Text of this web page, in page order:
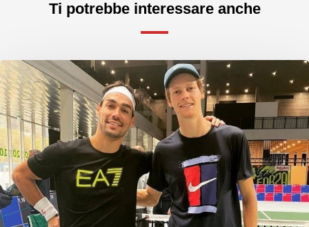
Ti potrebbe interessare anche